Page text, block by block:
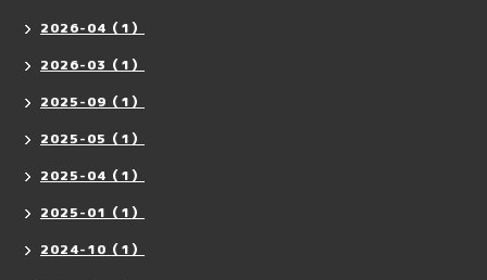
2026-04（1）
2026-03（1）
2025-09（1）
2025-05（1）
2025-04（1）
2025-01（1）
2024-10（1）